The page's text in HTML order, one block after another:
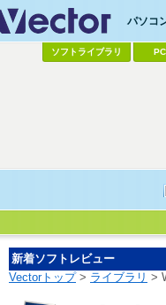
パソコ
ソフトライブラリ
新着ソフトレビュー
Vectorトップ> ライブラリ >